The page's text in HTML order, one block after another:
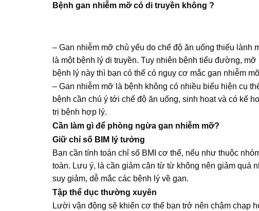
Bệnh gan nhiễm mỡ có di truyền không ?
– Gan nhiễm mỡ chủ yếu do chế độ ăn uống thiếu lành
là một bệnh lý di truyền. Tuy nhiên bệnh tiểu đường,
bệnh lý này thì bạn có thể có nguy cơ mắc gan nhiễm
– Gan nhiễm mỡ là bệnh không có nhiều biểu hiện cụ
bệnh cần chú ý tới chế độ ăn uống, sinh hoạt và có kế
trị bệnh hợp lý.
Cần làm gì để phòng ngừa gan nhiễm mỡ?
Giữ chỉ số BIM lý tưởng
Bạn cần tính toán chỉ số BMI cơ thể, nếu như thuộc
toàn. Lưu ý, là cần giảm cân từ từ không nên giảm quá
suy giảm, dễ mắc các bệnh lý về gan.
Tập thể dục thường xuyên
Lười vận động sẽ khiến cơ thể bạn trở nên chậm chạp